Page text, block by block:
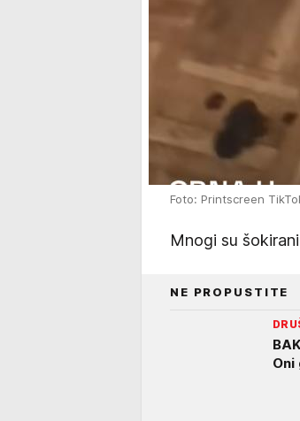
Foto: Printscreen
Mnogi su
NE PROPUSTITE
Oni